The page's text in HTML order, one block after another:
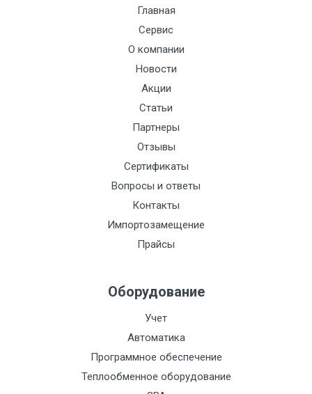
Главная
Сервис
О компании
Новости
Акции
Статьи
Партнеры
Отзывы
Сертификаты
Вопросы и ответы
Контакты
Импортозамещение
Прайсы
Оборудование
Учет
Автоматика
Программное обеспечение
Теплообменное оборудование